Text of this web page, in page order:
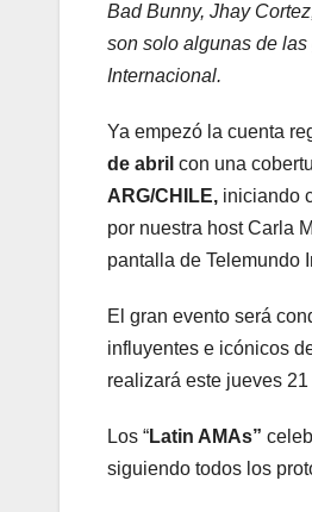
Bad Bunny, Jhay
son solo algunas de las
Internacional.
Ya empezó la cuenta
de abril con una
ARG/CHILE, iniciando
por nuestra host Carla
pantalla de Telemundo
El gran evento será
influyentes e icónicos
realizará este jueves
Los “Latin AMAs”
siguiendo todos los